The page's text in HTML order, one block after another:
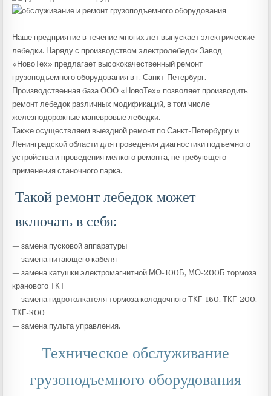
Наше предприятие в течение многих лет выпускает электрические
лебедки. Наряду с производством электролебедок Завод
«НовоТех» предлагает высококачественный ремонт
грузоподъемного оборудования в г. Санкт-Петербург.
Производственная база ООО «НовоТех» позволяет производить
ремонт лебедок различных модификаций, в том числе
железнодорожные маневровые лебедки.
Также осуществляем выездной ремонт по Санкт-Петербургу и
Ленинградской области для проведения диагностики подъемного
устройства и проведения мелкого ремонта, не требующего
применения станочного парка.
Такой ремонт лебедок может
включать в себя:
— замена пусковой аппаратуры
— замена питающего кабеля
— замена катушки электромагнитной МО-100Б, МО-200Б тормоза
кранового ТКТ
— замена гидротолкателя тормоза колодочного ТКГ-160, ТКГ-200,
ТКГ-300
— замена пульта управления.
Техническое обслуживание
грузоподъемного оборудования